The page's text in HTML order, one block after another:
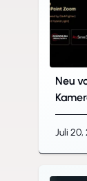
Neu
Juli 20,